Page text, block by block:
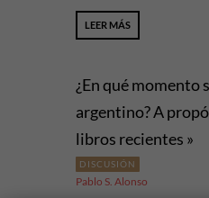
LEER MÁS
¿En qué momento
argentino? A
libros recientes »
DISCUSIÓN
Pablo S. Alonso